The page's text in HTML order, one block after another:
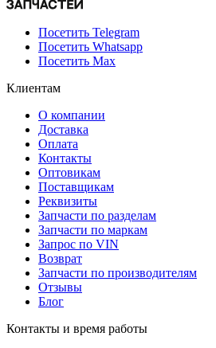
Посетить Telegram
Посетить Whatsapp
Посетить Max
Клиентам
О компании
Доставка
Оплата
Контакты
Оптовикам
Поставщикам
Реквизиты
Запчасти по разделам
Запчасти по маркам
Запрос по VIN
Возврат
Запчасти по производителям
Отзывы
Блог
Контакты и время работы